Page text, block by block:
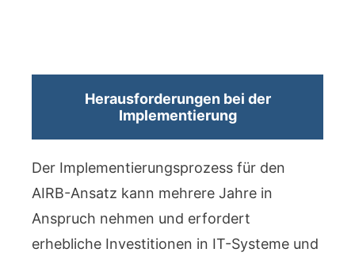
Herausforderungen bei der
Implementierung
Der Implementierungsprozess für den
AIRB-Ansatz kann mehrere Jahre in
Anspruch nehmen und erfordert
erhebliche Investitionen in IT-Systeme und